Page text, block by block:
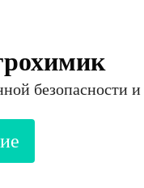
безопасности